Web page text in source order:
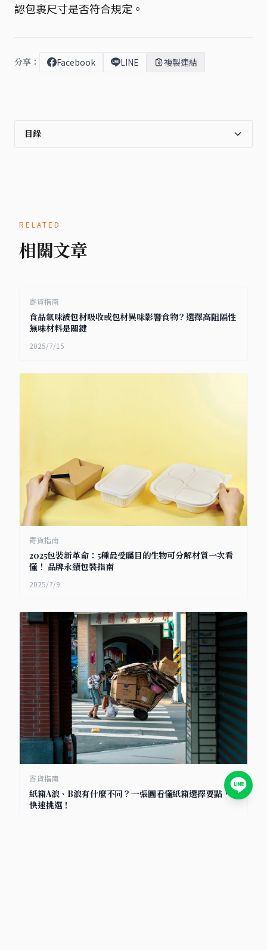
認包裹尺寸是否符合規定。
分享： Facebook LINE 複製連結
目錄
RELATED
相關文章
寄貨指南
食品氣味被包材吸收或包材異味影響食物？選擇高阻隔性
無味材料是關鍵
2025/7/15
寄貨指南
2025包裝新革命：5種最受矚目的生物可分解材質一次看
懂！ 品牌永續包裝指南
2025/7/9
寄貨指南
紙箱A浪、B浪有什麼不同？一張圖看懂紙箱選擇要點，
快速挑選！